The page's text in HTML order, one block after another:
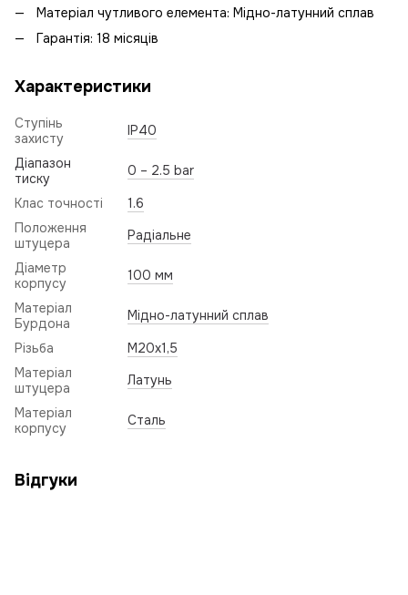
Матеріал чутливого елемента: Мідно-латунний сплав
Гарантія: 18 місяців
Характеристики
Ступінь
захисту
IP40
Діапазон
тиску
0 – 2.5 bar
Клас точності
1.6
Положення
штуцера
Радіальне
Діаметр
корпусу
100 мм
Матеріал
Бурдона
Мідно-латунний сплав
Різьба
M20x1,5
Матеріал
штуцера
Латунь
Матеріал
корпусу
Сталь
Відгуки